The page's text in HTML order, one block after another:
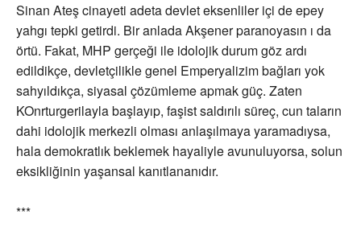
Sinan Ateş cinayeti adeta devlet eksenliler içi de epey
yahgı tepki getirdi. Bir anlada Akşener paranoyasın ı da
örtü. Fakat, MHP gerçeği ile idolojik durum göz ardı
edildikçe, devletçilikle genel Emperyalizim bağları yok
sahyıldıkça, siyasal çözümleme apmak güç. Zaten
KOnrturgerilayla başlayıp, faşist saldırılı süreç, cun taların
dahi idolojik merkezli olması anlaşılmaya yaramadıysa,
hala demokratlık beklemek hayaliyle avunuluyorsa, solun
eksikliğinin yaşansal kanıtlananıdır.
***